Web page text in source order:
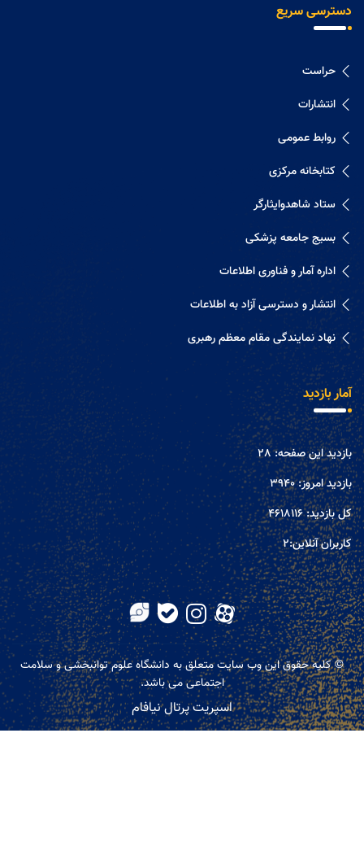
دسترسی سریع
حراست
انتشارات
روابط عمومی
کتابخانه مرکزی
ستاد شاهدوایثارگر
بسیج جامعه پزشکی
اداره آمار و فناوری اطلاعات
انتشار و دسترسی آزاد به اطلاعات
نهاد نمایندگی مقام معظم رهبری
آمار بازدید
بازدید این صفحه:28
بازدید امروز:3940
کل بازدید:4618116
کاربران آنلاین:2
© کلیه حقوق این وب سایت متعلق به دانشگاه علوم توانبخشی و سلامت
اجتماعی می باشد.
اسپریت پرتال نیافام